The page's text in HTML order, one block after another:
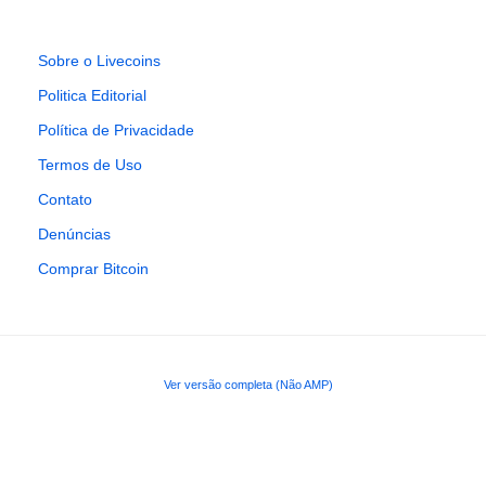
Sobre o Livecoins
Politica Editorial
Política de Privacidade
Termos de Uso
Contato
Denúncias
Comprar Bitcoin
Ver versão completa (Não AMP)